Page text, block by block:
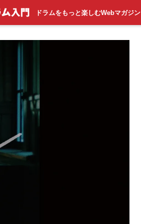
ドラムをもっと楽しむWebマガジン